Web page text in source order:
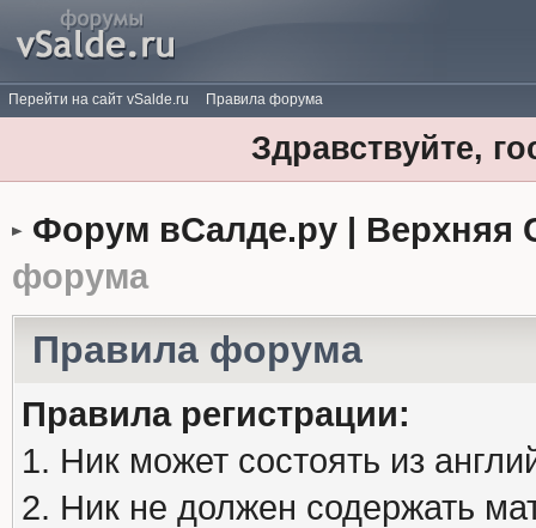
Перейти на сайт vSalde.ru Правила форума
Здравствуйте,
Форум вСалде.ру | Верхняя
форума
Правила форума
Правила регистрации:
1. Ник может состоять из
2. Ник не должен содержать